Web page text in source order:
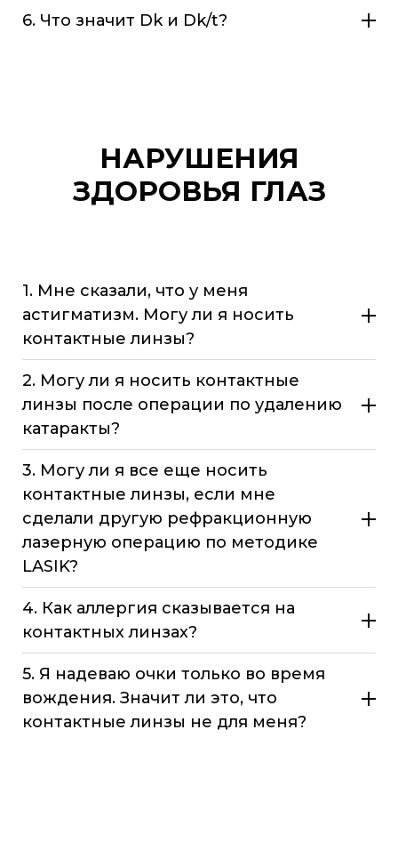
6. Что значит Dk и Dk/t?
НАРУШЕНИЯ
ЗДОРОВЬЯ ГЛАЗ
1. Мне сказали, что у меня
астигматизм. Могу ли я носить
контактные линзы?
2. Могу ли я носить контактные
линзы после операции по удалению
катаракты?
3. Могу ли я все еще носить
контактные линзы, если мне
сделали другую рефракционную
лазерную операцию по методике
LASIK?
4. Как аллергия сказывается на
контактных линзах?
5. Я надеваю очки только во время
вождения. Значит ли это, что
контактные линзы не для меня?